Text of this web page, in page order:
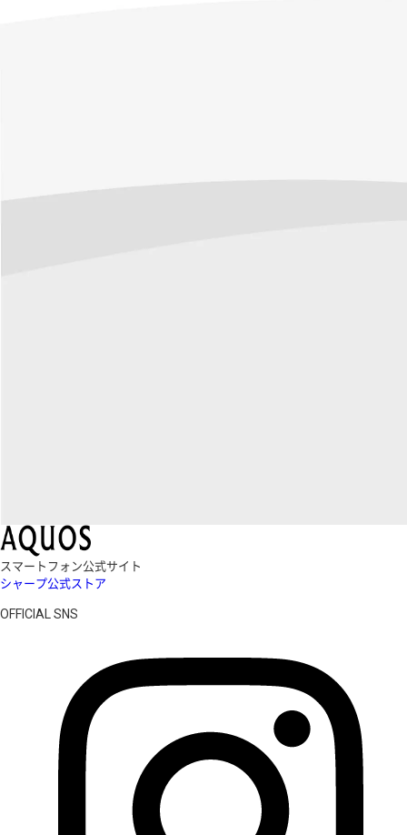
スマートフォン公式サイト
シャープ公式ストア
OFFICIAL SNS